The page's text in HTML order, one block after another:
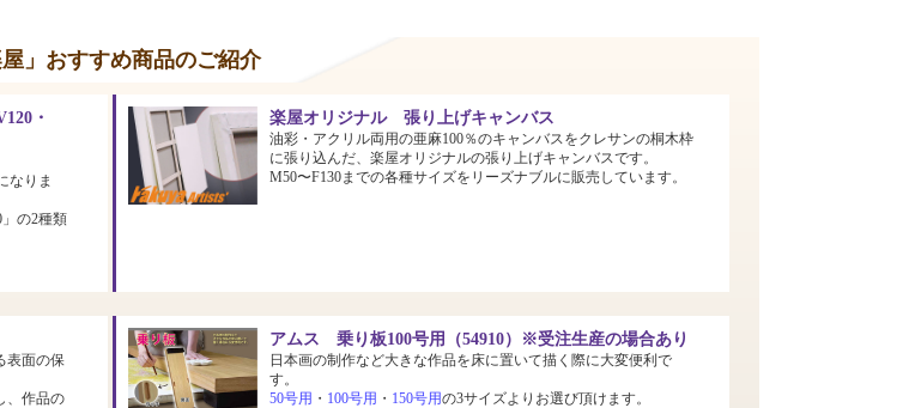
屋」おすすめ商品のご紹介
・
なりま
の2種類
楽屋オリジナル 張り上げキャンバス
油彩・アクリル両用の亜麻100％のキャンバスをクレサンの桐木枠
に張り込んだ、楽屋オリジナルの張り上げキャンバスです。
M50〜F130までの各種サイズをリーズナブルに販売しています。
表面の保
、作品の
アムス 乗り板100号用（54910）※受注生産の場合あり
日本画の制作など大きな作品を床に置いて描く際に大変便利で
す。
50号用 ・ 100号用 ・ 150号用の3サイズよりお選び頂けます。